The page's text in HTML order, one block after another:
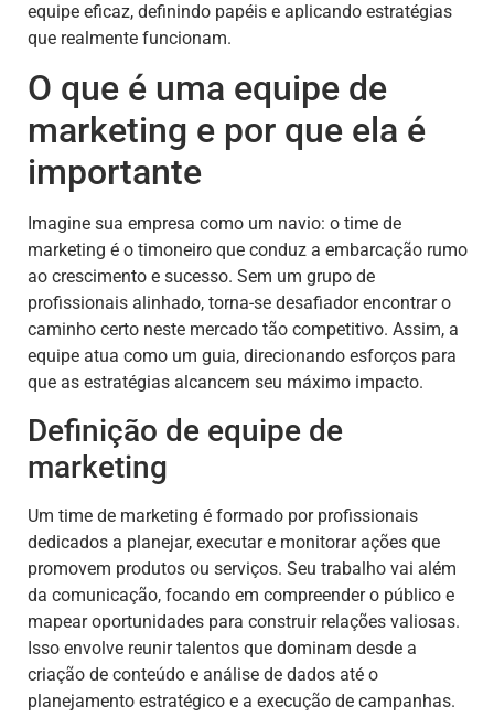
equipe eficaz, definindo papéis e aplicando estratégias
que realmente funcionam.
O que é uma equipe de
marketing e por que ela é
importante
Imagine sua empresa como um navio: o time de
marketing é o timoneiro que conduz a embarcação rumo
ao crescimento e sucesso. Sem um grupo de
profissionais alinhado, torna-se desafiador encontrar o
caminho certo neste mercado tão competitivo. Assim, a
equipe atua como um guia, direcionando esforços para
que as estratégias alcancem seu máximo impacto.
Definição de equipe de
marketing
Um time de marketing é formado por profissionais
dedicados a planejar, executar e monitorar ações que
promovem produtos ou serviços. Seu trabalho vai além
da comunicação, focando em compreender o público e
mapear oportunidades para construir relações valiosas.
Isso envolve reunir talentos que dominam desde a
criação de conteúdo e análise de dados até o
planejamento estratégico e a execução de campanhas.